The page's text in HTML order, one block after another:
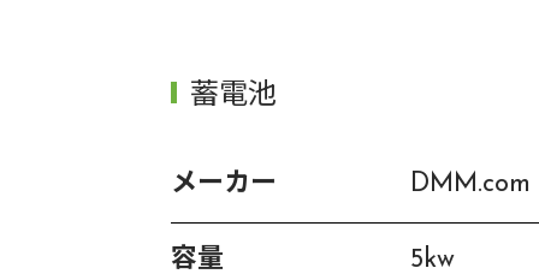
蓄電池
メーカー DMM.com
容量 5kw